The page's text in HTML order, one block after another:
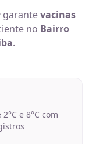
garantevacinas
no Bairro
.
e 8°C com